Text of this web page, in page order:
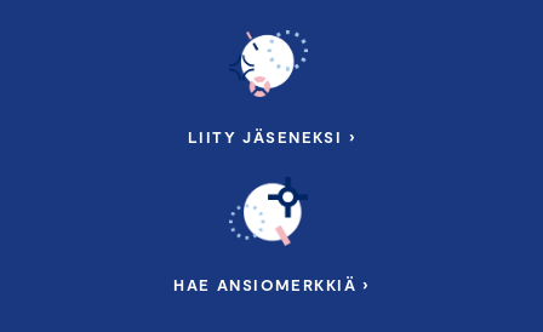
LIITY JÄSENEKSI ›
HAE ANSIOMERKKIÄ ›